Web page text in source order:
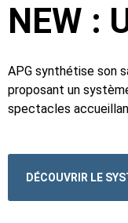
NEW :
APG synthétise son
proposant un
spectacles
DÉCOUVRIR LE